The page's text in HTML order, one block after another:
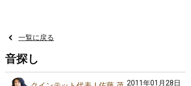
一覧に戻る
音探し
2011年01月28日